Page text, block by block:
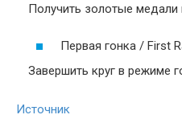
Получить золотые
Первая гонка / First
Завершить круг в режиме
Источник